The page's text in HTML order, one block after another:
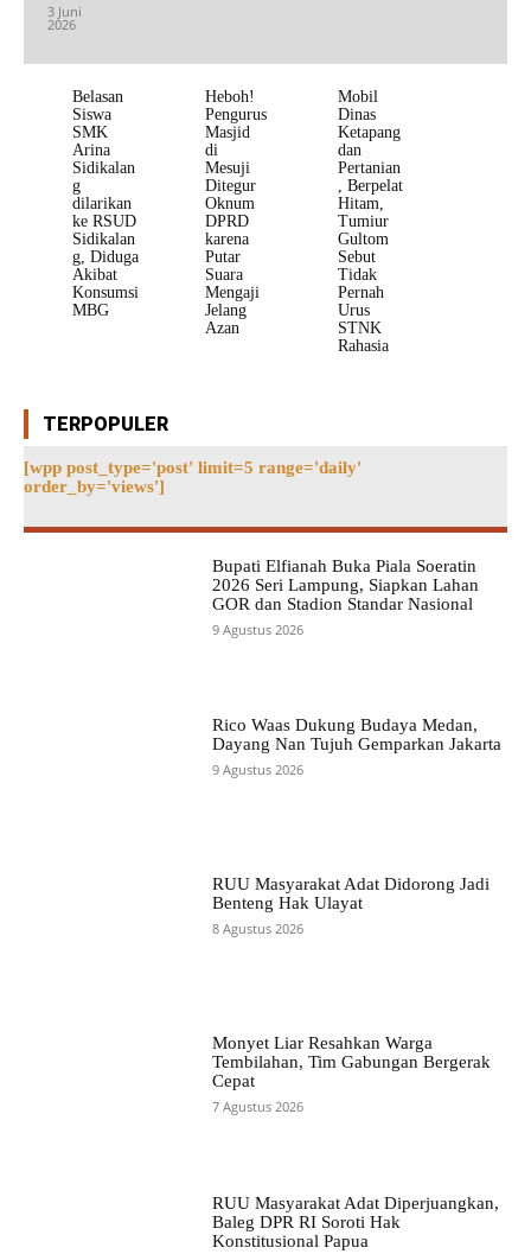
3 Juni
2026
Belasan
Siswa
SMK
Arina
Sidikalan
g
dilarikan
ke RSUD
Sidikalan
g, Diduga
Akibat
Konsumsi
MBG
Heboh!
Pengurus
Masjid
di
Mesuji
Ditegur
Oknum
DPRD
karena
Putar
Suara
Mengaji
Jelang
Azan
Mobil
Dinas
Ketapang
dan
Pertanian
, Berpelat
Hitam,
Tumiur
Gultom
Sebut
Tidak
Pernah
Urus
STNK
Rahasia
TERPOPULER
[wpp post_type='post' limit=5 range='daily'
order_by='views']
Bupati Elfianah Buka Piala Soeratin
2026 Seri Lampung, Siapkan Lahan
GOR dan Stadion Standar Nasional
9 Agustus 2026
Rico Waas Dukung Budaya Medan,
Dayang Nan Tujuh Gemparkan Jakarta
9 Agustus 2026
RUU Masyarakat Adat Didorong Jadi
Benteng Hak Ulayat
8 Agustus 2026
Monyet Liar Resahkan Warga
Tembilahan, Tim Gabungan Bergerak
Cepat
7 Agustus 2026
RUU Masyarakat Adat Diperjuangkan,
Baleg DPR RI Soroti Hak
Konstitusional Papua